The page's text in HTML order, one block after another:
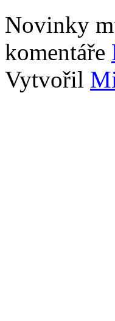
Novinky
komentáře
Vytvořil